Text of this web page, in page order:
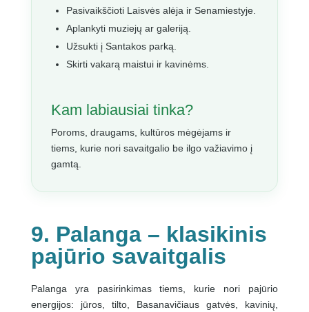
Pasivaikščioti Laisvės alėja ir Senamiestyje.
Aplankyti muziejų ar galeriją.
Užsukti į Santakos parką.
Skirti vakarą maistui ir kavinėms.
Kam labiausiai tinka?
Poroms, draugams, kultūros mėgėjams ir
tiems, kurie nori savaitgalio be ilgo važiavimo į
gamtą.
9. Palanga – klasikinis
pajūrio savaitgalis
Palanga yra pasirinkimas tiems, kurie nori pajūrio
energijos: jūros, tilto, Basanavičiaus gatvės, kavinių,